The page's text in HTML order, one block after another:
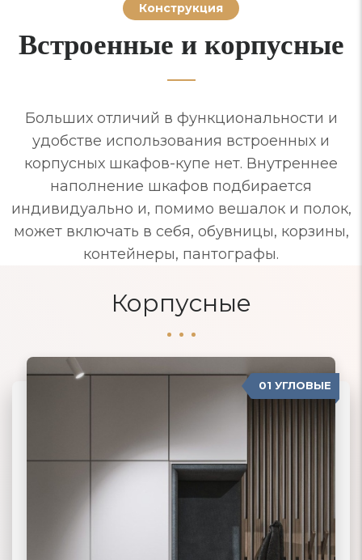
Конструкция
Встроенные и корпусные
Больших отличий в функциональности и
удобстве использования встроенных и
корпусных шкафов-купе нет. Внутреннее
наполнение шкафов подбирается
индивидуально и, помимо вешалок и полок,
может включать в себя, обувницы, корзины,
контейнеры, пантографы.
Корпусные
01 УГЛОВЫЕ
02 ПРЯМЫЕ